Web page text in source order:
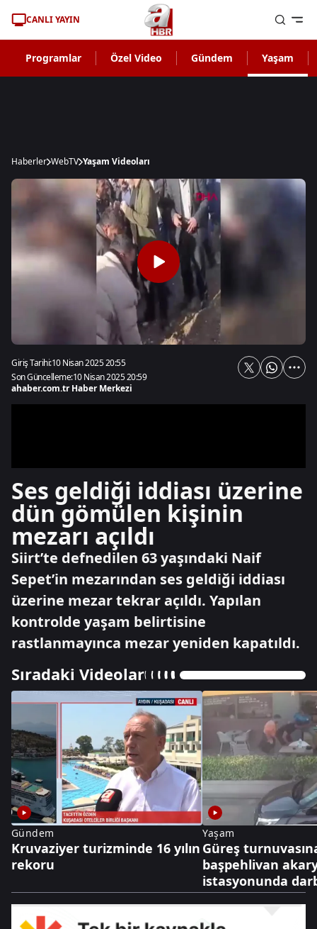
CANLI YAYIN
Programlar Özel Video Gündem Yaşam
Haberler WebTV Yaşam Videoları
Giriş Tarihi:10 Nisan 2025 20:55
Son Güncelleme:10 Nisan 2025 20:59
ahaber.com.tr Haber Merkezi
Ses geldiği iddiası üzerine
dün gömülen kişinin
mezarı açıldı
Siirt’te defnedilen 63 yaşındaki Naif
Sepet’in mezarından ses geldiği iddiası
üzerine mezar tekrar açıldı. Yapılan
kontrolde yaşam belirtisine
rastlanmayınca mezar yeniden kapatıldı.
Sıradaki Videolar
Gündem
Kruvaziyer turizminde 16 yılın
rekoru
Yaşam
Güreş
başpehlivan
istasyonunda